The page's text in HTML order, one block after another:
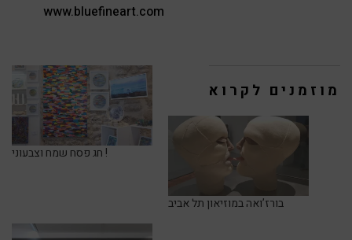
www.bluefineart.com
מוזמנים לקרוא
חג פסח שמח וצבעוני !
בורז’ואה במוזיאון תל אביב